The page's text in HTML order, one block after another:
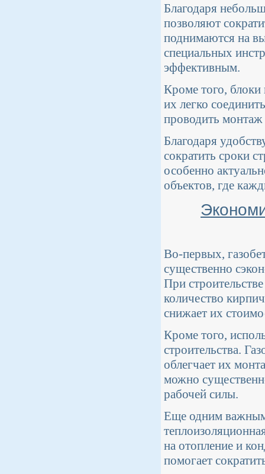
Благодаря
позволяют
поднимаются на
специальных
эффективным.
Кроме того, блоки
их легко
проводить монтаж
Благодаря
сократить сроки
особенно
объектов, где
Во-первых,
существенно
При
количество
снижает их
Кроме того,
строительства.
облегчает их
можно
рабочей силы.
Еще одним важным
на отопление и
помогает